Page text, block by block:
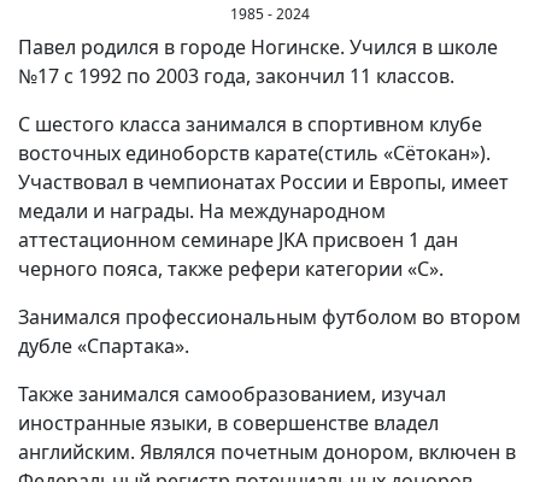
1985 - 2024
Павел родился в городе Ногинске. Учился в школе
№17 с 1992 по 2003 года, закончил 11 классов.
С шестого класса занимался в спортивном клубе
восточных единоборств карате(стиль «Сётокан»).
Участвовал в чемпионатах России и Европы, имеет
медали и награды. На международном
аттестационном семинаре JKA присвоен 1 дан
черного пояса, также рефери категории «С».
Занимался профессиональным футболом во втором
дубле «Спартака».
Также занимался самообразованием, изучал
иностранные языки, в совершенстве владел
английским. Являлся почетным донором, включен в